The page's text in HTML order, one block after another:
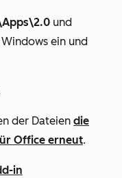
und
ein und
der Dateien die
Office erneut.
in